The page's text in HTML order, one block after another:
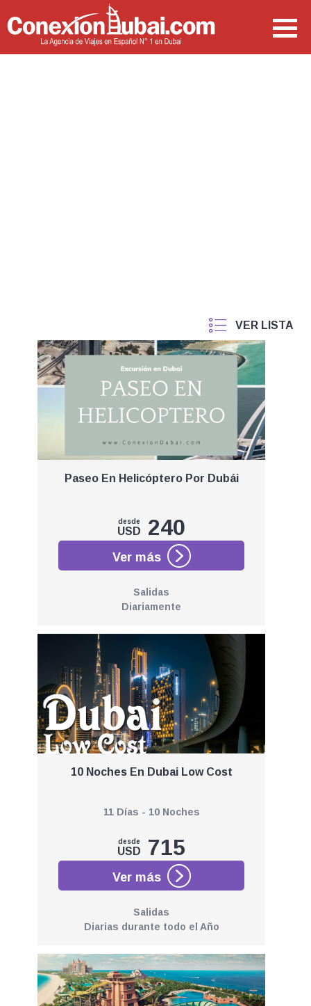
Paseo En Helicóptero Por Dubái
desde
USD 240
Salidas
Diariamente
10 Noches En Dubai Low Cost
11 Días - 10 Noches
desde
USD 715
Salidas
Diarias durante todo el Año